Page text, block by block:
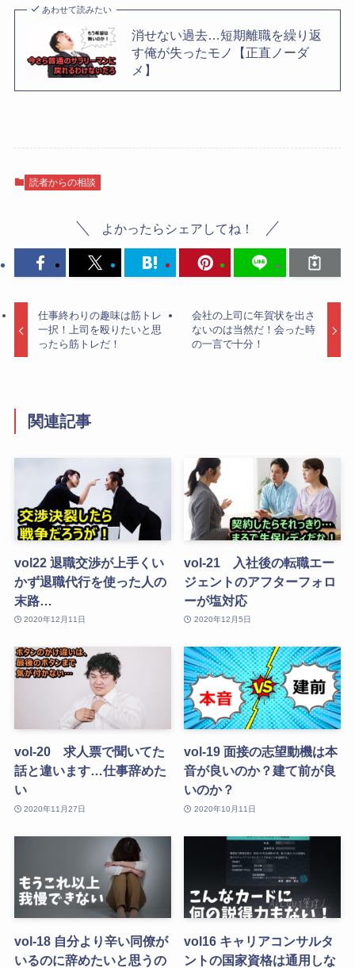
あわせて読みたい
消せない過去…短期離職を繰り返
す俺が失ったモノ【正直ノーダ
メ】
読者からの相談
よかったらシェアしてね！
仕事終わりの趣味は筋トレ
一択！上司を殴りたいと思
ったら筋トレだ！
会社の上司に年賀状を出さ
ないのは当然だ！会った時
の一言で十分！
関連記事
vol22 退職交渉が上手くい
かず退職代行を使った人の
末路…
2020年12月11日
vol-21 入社後の転職エー
ジェントのアフターフォロ
ーが塩対応
2020年12月5日
vol-20 求人票で聞いてた
話と違います…仕事辞めた
い
2020年11月27日
vol-19 面接の志望動機は本
音が良いのか？建て前が良
いのか？
2020年10月11日
vol-18 自分より辛い同僚が
いるのに辞めたいと思うの
vol16 キャリアコンサルタ
ントの国家資格は通用しな